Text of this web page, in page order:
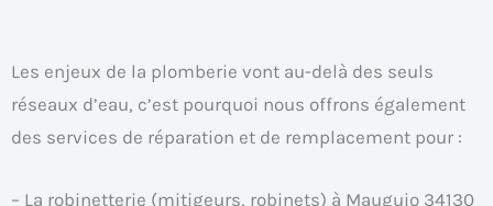
Les enjeux de la plomberie vont au-delà des seuls
réseaux d’eau, c’est pourquoi nous offrons également
des services de réparation et de remplacement pour :
– La robinetterie (mitigeurs, robinets) à Mauguio 34130